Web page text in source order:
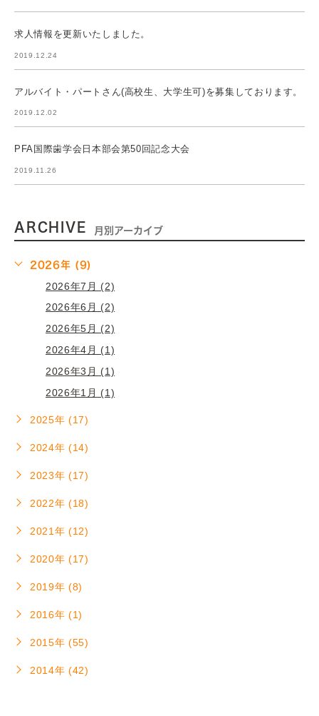
求人情報を更新いたしました。
2019.12.24
アルバイト・パートさん(高校生、大学生可)を募集しております。
2019.12.02
PFA国際歯学会日本部会第50回記念大会
2019.11.26
ARCHIVE 月別アーカイブ
2026年 (9)
2026年7月 (2)
2026年6月 (2)
2026年5月 (2)
2026年4月 (1)
2026年3月 (1)
2026年1月 (1)
2025年 (17)
2024年 (14)
2023年 (17)
2022年 (18)
2021年 (12)
2020年 (17)
2019年 (8)
2016年 (1)
2015年 (55)
2014年 (42)